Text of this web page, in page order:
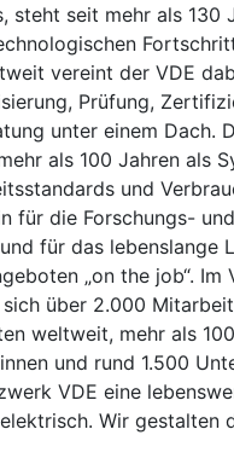
steht seit mehr als 130
vereint der VDE
Prü­fung,
unter einem Dach.
als 100 Jahren als
und
für die For­schungs-
für das lebens­lange
„on the job“.
über 2.000
welt­weit, mehr als
und rund 1.500
VDE eine
Wir gestalten